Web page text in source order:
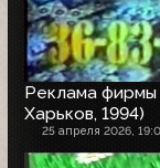
Реклама фирмы
Харьков, 1994)
25 апреля 2026,